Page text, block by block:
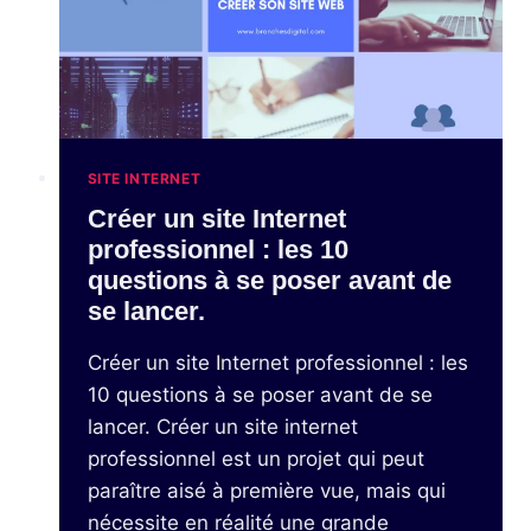
SITE INTERNET
Créer un site Internet
professionnel : les 10
questions à se poser avant de
se lancer.
Créer un site Internet professionnel : les
10 questions à se poser avant de se
lancer. Créer un site internet
professionnel est un projet qui peut
paraître aisé à première vue, mais qui
nécessite en réalité une grande